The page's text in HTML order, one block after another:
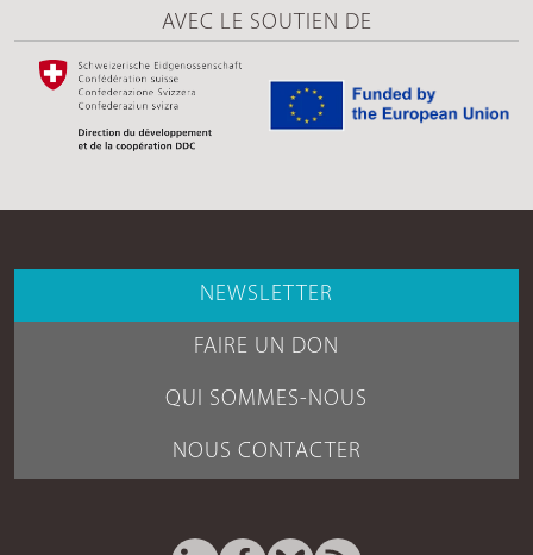
AVEC LE SOUTIEN DE
NEWSLETTER
FAIRE UN DON
QUI SOMMES-NOUS
NOUS CONTACTER